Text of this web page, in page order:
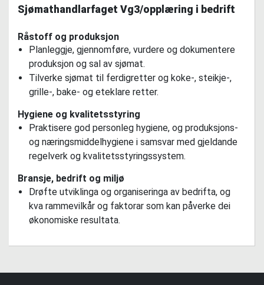
Sjømathandlarfaget Vg3/opplæring i bedrift
Råstoff og produksjon
Planleggje, gjennomføre, vurdere og dokumentere
produksjon og sal av sjømat.
Tilverke sjømat til ferdigretter og koke-, steikje-,
grille-, bake- og eteklare retter.
Hygiene og kvalitetsstyring
Praktisere god personleg hygiene, og produksjons-
og næringsmiddelhygiene i samsvar med gjeldande
regelverk og kvalitetsstyringssystem.
Bransje, bedrift og miljø
Drøfte utviklinga og organiseringa av bedrifta, og
kva rammevilkår og faktorar som kan påverke dei
økonomiske resultata.